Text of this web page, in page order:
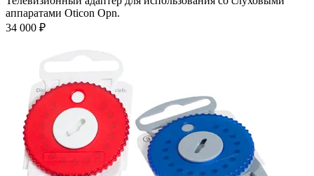
аппаратами Оticon Opn.
34 000 ₽